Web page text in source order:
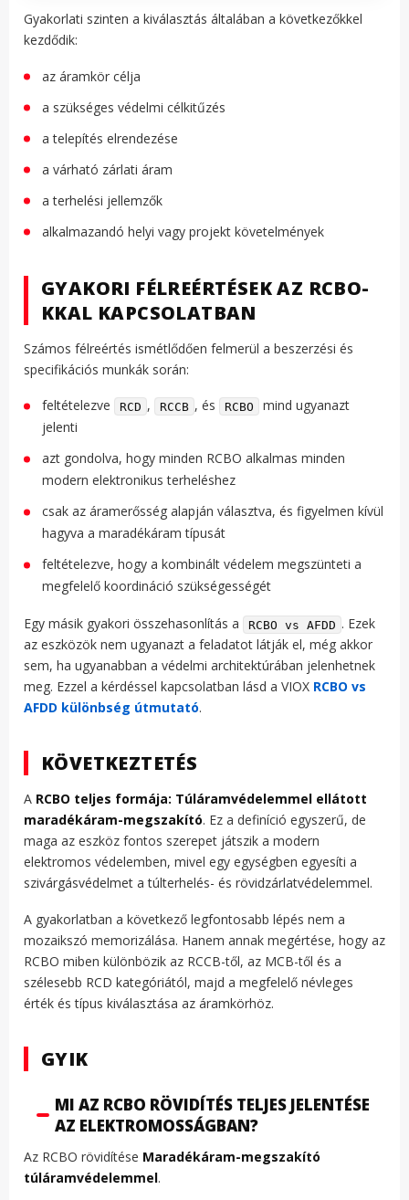
Gyakorlati szinten a kiválasztás általában a következőkkel
kezdődik:
az áramkör célja
a szükséges védelmi célkitűzés
a telepítés elrendezése
a várható zárlati áram
a terhelési jellemzők
alkalmazandó helyi vagy projekt követelmények
GYAKORI FÉLREÉRTÉSEK AZ RCBO-
KKAL KAPCSOLATBAN
Számos félreértés ismétlődően felmerül a beszerzési és
specifikációs munkák során:
feltételezve RCD , RCCB , és RCBO
mind ugyanazt
jelenti
azt gondolva, hogy minden RCBO alkalmas minden
modern elektronikus terheléshez
csak az áramerősség alapján választva, és figyelmen kívül
hagyva a maradékáram típusát
feltételezve, hogy a kombinált védelem megszünteti a
megfelelő koordináció szükségességét
Egy másik gyakori összehasonlítás a RCBO vs AFDD . Ezek
az eszközök nem ugyanazt a feladatot látják el, még akkor
sem, ha ugyanabban a védelmi architektúrában jelenhetnek
meg. Ezzel a kérdéssel kapcsolatban lásd a VIOX RCBO vs
AFDD különbség útmutató.
KÖVETKEZTETÉS
A RCBO teljes formája: Túláramvédelemmel ellátott
maradékáram-megszakító. Ez a definíció egyszerű, de
maga az eszköz fontos szerepet játszik a modern
elektromos védelemben, mivel egy egységben egyesíti a
szivárgásvédelmet a túlterhelés- és rövidzárlatvédelemmel.
A gyakorlatban a következő legfontosabb lépés nem a
mozaikszó memorizálása. Hanem annak megértése, hogy az
RCBO miben különbözik az RCCB-től, az MCB-től és a
szélesebb RCD kategóriától, majd a megfelelő névleges
érték és típus kiválasztása az áramkörhöz.
GYIK
MI AZ RCBO RÖVIDÍTÉS TELJES JELENTÉSE
AZ ELEKTROMOSSÁGBAN?
Az RCBO rövidítése Maradékáram-megszakító
túláramvédelemmel.